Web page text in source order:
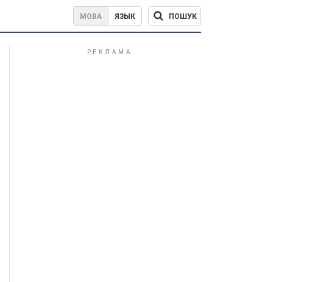
МОВА ЯЗЫК ПОШУК